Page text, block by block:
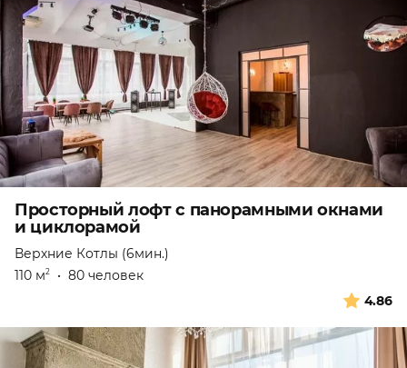
Просторный лофт с панорамными окнами
и циклорамой
Верхние Котлы (6мин.)
110 м2 • 80 человек
4.86